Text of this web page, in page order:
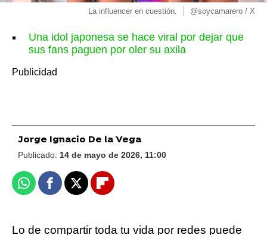
La influencer en cuestión. @soycamarero / X
Una idol japonesa se hace viral por dejar que
sus fans paguen por oler su axila
Jorge Ignacio De la Vega
Publicado: 14 de mayo de 2026, 11:00
WhatsappFacebook
X Flipboard
Lo de compartir toda tu vida por redes puede